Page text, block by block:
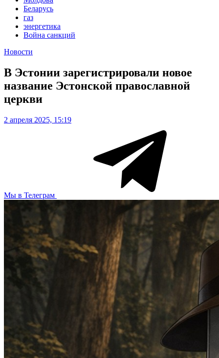
Беларусь
газ
энергетика
Война санкций
Новости
В Эстонии зарегистрировали новое
название Эстонской православной
церкви
2 апреля 2025, 15:19
Мы в Телеграм